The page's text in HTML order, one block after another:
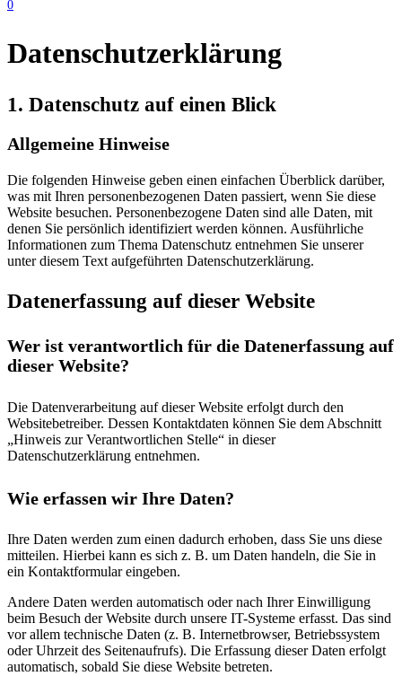
0
Datenschutz­erklärung
1. Datenschutz auf einen Blick
Allgemeine Hinweise
Die folgenden Hinweise geben einen einfachen Überblick darüber,
was mit Ihren personenbezogenen Daten passiert, wenn Sie diese
Website besuchen. Personenbezogene Daten sind alle Daten, mit
denen Sie persönlich identifiziert werden können. Ausführliche
Informationen zum Thema Datenschutz entnehmen Sie unserer
unter diesem Text aufgeführten Datenschutzerklärung.
Datenerfassung auf dieser Website
Wer ist verantwortlich für die Datenerfassung auf
dieser Website?
Die Datenverarbeitung auf dieser Website erfolgt durch den
Websitebetreiber. Dessen Kontaktdaten können Sie dem Abschnitt
„Hinweis zur Verantwortlichen Stelle“ in dieser
Datenschutzerklärung entnehmen.
Wie erfassen wir Ihre Daten?
Ihre Daten werden zum einen dadurch erhoben, dass Sie uns diese
mitteilen. Hierbei kann es sich z. B. um Daten handeln, die Sie in
ein Kontaktformular eingeben.
Andere Daten werden automatisch oder nach Ihrer Einwilligung
beim Besuch der Website durch unsere IT-Systeme erfasst. Das sind
vor allem technische Daten (z. B. Internetbrowser, Betriebssystem
oder Uhrzeit des Seitenaufrufs). Die Erfassung dieser Daten erfolgt
automatisch, sobald Sie diese Website betreten.